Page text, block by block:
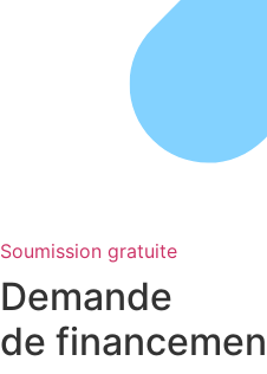
Soumission gratuite
Demande
de